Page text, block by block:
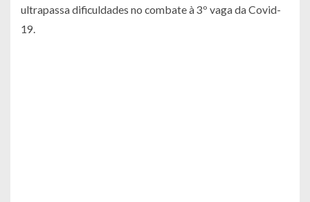
ultrapassa dificuldades no combate à 3º vaga da Covid-
19.